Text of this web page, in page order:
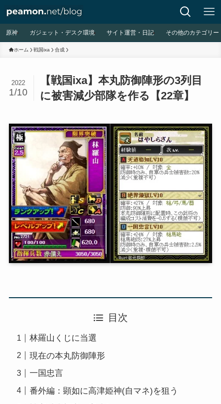
原神 ガジェット・デスク環境 サイト運営・日記 その他のカテゴリー
ホーム 戦国ixa 合成
【戦国ixa】本丸防御陣形の3列目
に被害減少部隊を作る【22章】
2022
1/10
目次
林羅山くじに当選
現在の本丸防御陣形
一国忠言
番外編：顕如に高津姫神(自マネ)を狙う